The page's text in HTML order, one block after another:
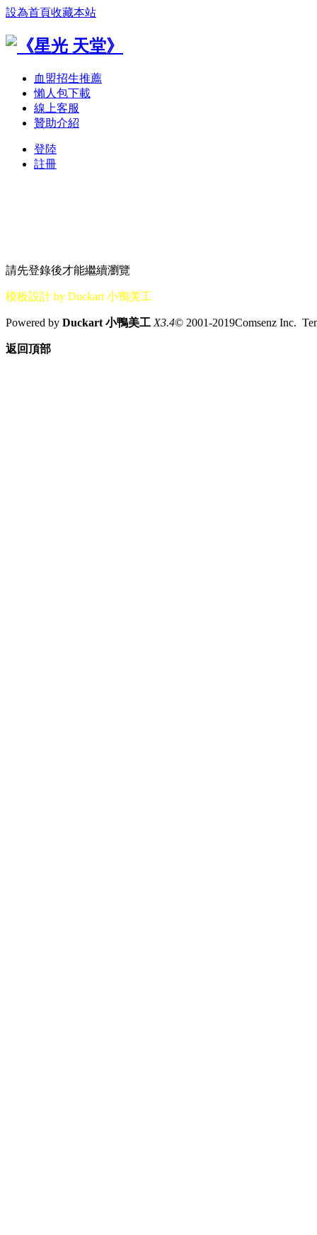
設為首頁收藏本站
血盟招生推薦
懶人包下載
線上客服
贊助介紹
登陸
註冊
請先登錄後才能繼續瀏覽
模板設計 by Duckart 小鴨美工
Powered by Duckart 小鴨美工 X3.4© 2001-2019Comsenz Inc.
返回頂部